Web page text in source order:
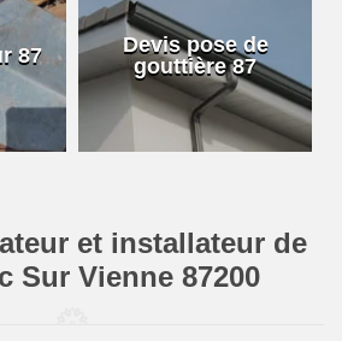
87
Devis pose de
gouttière 87
et installateur de
Sur Vienne 87200